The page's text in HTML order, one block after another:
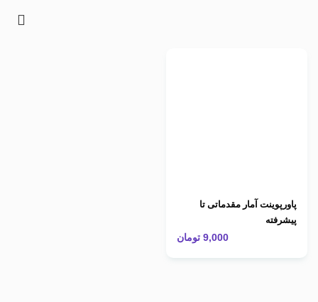
پاورپوینت آمار مقدماتی تا
پیشرفته
9,000 تومان